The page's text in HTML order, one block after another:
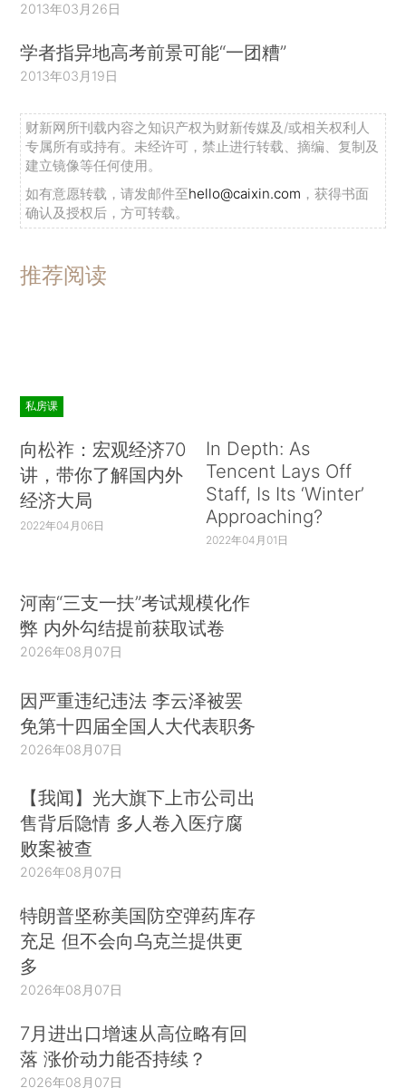
2013年03月26日
学者指异地高考前景可能“一团糟”
2013年03月19日
财新网所刊载内容之知识产权为财新传媒及/或相关权利人
专属所有或持有。未经许可，禁止进行转载、摘编、复制及
建立镜像等任何使用。
如有意愿转载，请发邮件至hello@caixin.com ，获得书面
确认及授权后，方可转载。
推荐阅读
私房课
向松祚：宏观经济70
讲，带你了解国内外
经济大局
2022年04月06日
In Depth: As
Tencent Lays Off
Staff, Is Its ‘Winter’
Approaching?
2022年04月01日
河南“三支一扶”考试规模化作
弊 内外勾结提前获取试卷
2026年08月07日
因严重违纪违法 李云泽被罢
免第十四届全国人大代表职务
2026年08月07日
【我闻】光大旗下上市公司出
售背后隐情 多人卷入医疗腐
败案被查
2026年08月07日
特朗普坚称美国防空弹药库存
充足 但不会向乌克兰提供更
多
2026年08月07日
7月进出口增速从高位略有回
落 涨价动力能否持续？
2026年08月07日